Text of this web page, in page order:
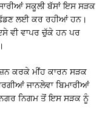
ਸਕੂਲੀ ਬੱਸਾਂ ਇਸ ਸੜਕ
ਲਈ ਕਰ ਰਹੀਆਂ ਹਨ।
ਵੀ ਵਾਪਰ ਚੁੱਕੇ ਹਨ ਪਰ
ਕਰਕੇ ਮੀਂਹ ਕਾਰਨ ਸੜਕ
ਜਾਨਲੇਵਾ ਬਿਮਾਰੀਆਂ
ਨਗਰ ਨਿਗਮ ਤੋਂ ਇਸ ਸੜਕ ਨੂੰ